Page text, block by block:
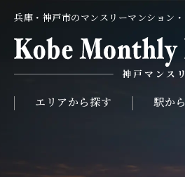
兵庫・神戸市のマンスリーマンション
エリアから探す 駅か